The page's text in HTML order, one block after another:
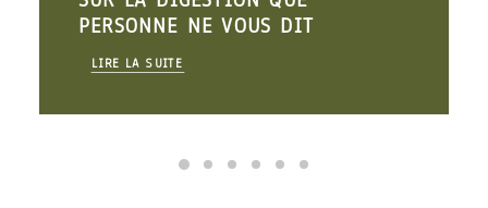
PERSONNE NE VOUS DIT
LIRE LA SUITE